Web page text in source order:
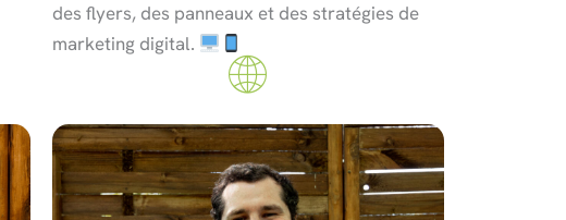
des flyers, des panneaux et des stratégies de
marketing digital.